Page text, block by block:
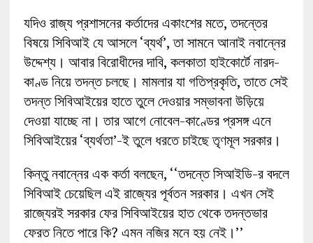
যদিও রাজ্য প্রশাসনের কর্তাদের একাংশের মতে, তদন্তের
বিষয়ে সিবিআই যে আসলে ‘ব্যর্থ’, তা সামনে আনাই নবান্নের
উদ্দেশ্য। আবার বিরোধীদের দাবি, কলকাতা হাইকোর্টে নারদ-
কাণ্ড নিয়ে তদন্ত চলছে। মামলার যা গতিপ্রকৃতি, তাতে সেই
তদন্ত সিবিআইয়ের হাতে তুলে দেওয়ার সম্ভাবনা উড়িয়ে
দেওয়া যাচ্ছে না। তার আগে নোবেল-কাণ্ডের প্রসঙ্গ এনে
সিবিআইয়ের ‘ব্যর্থতা’-ই তুলে ধরতে চাইছে তৃণমূল সরকার।
কিন্তু নবান্নের এক কর্তা বলছেন, ‘‘তদন্তে সিআইডি-র বদলে
সিবিআই চেয়েছিল এই রাজ্যের পূর্বতন সরকার। এখন সেই
রাজ্যেরই সরকার ফের সিবিআইয়ের হাত থেকে তদন্তভার
ফেরত নিতে পারে কি? এমন নজির মনে হয় নেই।’’